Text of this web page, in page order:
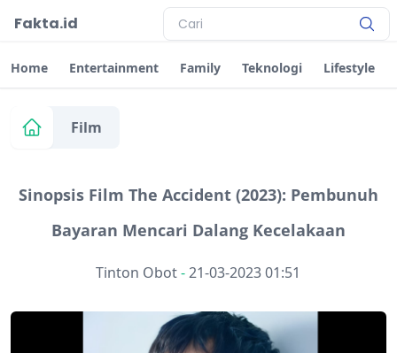
Fakta.id
Home Entertainment Family Teknologi Lifestyle
Film
Sinopsis Film The Accident (2023): Pembunuh
Bayaran Mencari Dalang Kecelakaan
Tinton Obot-21-03-2023 01:51